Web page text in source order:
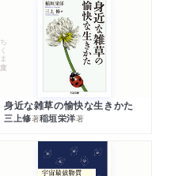
ちくま文庫
身近な雑草の愉快な生きかた
三上修著稲垣栄洋著